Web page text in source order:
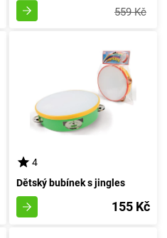
559 Kč
4
Dětský bubínek s jingles
155 Kč